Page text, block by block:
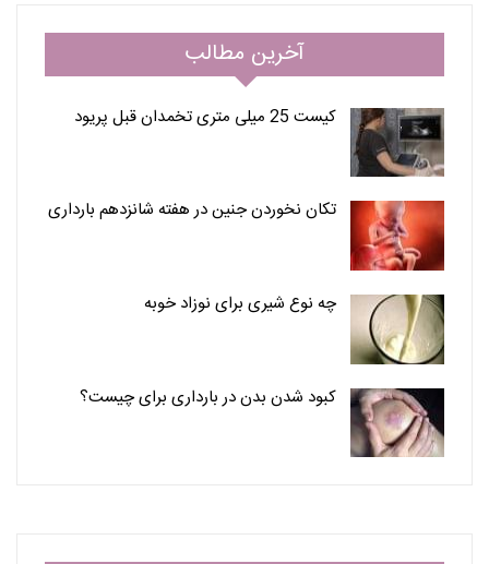
آخرین مطالب
کیست 25 میلی متری تخمدان قبل پریود
تکان نخوردن جنین در هفته شانزدهم بارداری
چه نوع شیری برای نوزاد خوبه
کبود شدن بدن در بارداری برای چیست؟